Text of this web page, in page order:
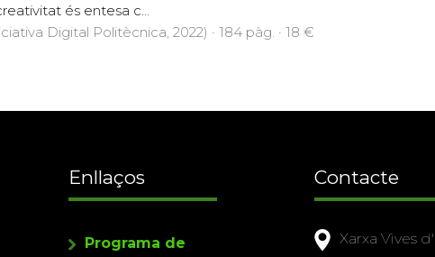
és entesa c...
Digital Politècnica, 2022) · 184 pàg. · 18 €
Enllaços
Programa de
Contacte
Xarxa Vives